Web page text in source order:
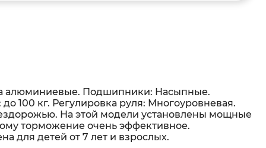
алюминиевые. Подшипники: Насыпные.
100 кг. Регулировка руля: Многоуровневая.
На этой модели установлены мощные
торможение очень эффективное.
для детей от 7 лет и взрослых.